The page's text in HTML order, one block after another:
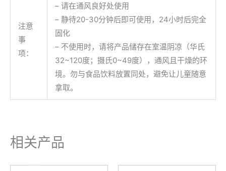
注意
事
项：
– 请在通风良好处使用
– 静待20-30分钟后即可使用，24小时后完全
固化
– 不使用时，请将产品储存在室温阴凉（华氏
32~120度；摄氏0~49度），通风且干燥的环
境。勿与食品饮料放置同处，避免让儿童随意
拿取。
相关产品